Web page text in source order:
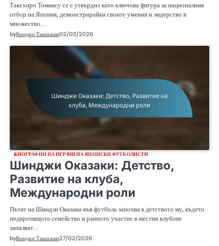
Такехиро Томиасу се е утвърдил като ключова фигура за националния
отбор на Япония, демонстрирайки своите умения и лидерство в
множество…
byКенджи Такахаши02/03/2026
БИОГРАФИИ НА ИГРАЧИ НА ЯПОНСКИ ФУТБОЛИСТИ
Шинджи Оказаки: Детство,
Развитие на клуба,
Международни роли
Пътят на Шиндзи Оказаки във футбола започва в детството му, където
подкрепящото семейство и ранното участие в местни клубове
запалват…
byКенджи Такахаши27/02/2026